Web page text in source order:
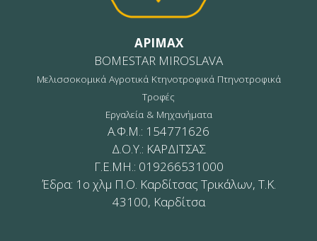
APIMAX
BOMESTAR MIROSLAVA
Μελισσοκομικά Αγροτικά Κτηνοτροφικά Πτηνοτροφικά
Τροφές
Εργαλεία & Μηχανήματα
Α.Φ.Μ.: 154771626
Δ.Ο.Υ.: ΚΑΡΔΙΤΣΑΣ
Γ.Ε.ΜΗ.: 019266531000
Έδρα: 1ο χλμ Π.Ο. Καρδίτσας Τρικάλων, Τ.Κ.
43100, Καρδίτσα